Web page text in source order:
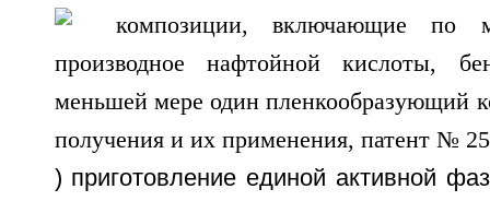
) приготовление единой активной